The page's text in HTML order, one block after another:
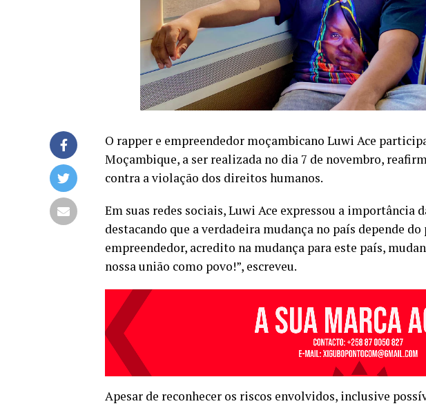
O rapper e empreendedor moçambicano Luwi Ace
Moçambique, a ser realizada no dia 7 de novembro,
contra a violação dos direitos humanos.
Em suas redes sociais, Luwi Ace expressou a importância
destacando que a verdadeira mudança no país depende do
empreendedor, acredito na mudança para este país,
nossa união como povo!”, escreveu.
Apesar de reconhecer os riscos envolvidos, inclusive